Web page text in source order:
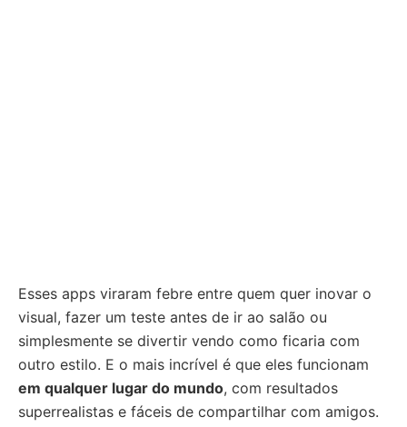
Esses apps viraram febre entre quem quer inovar o
visual, fazer um teste antes de ir ao salão ou
simplesmente se divertir vendo como ficaria com
outro estilo. E o mais incrível é que eles funcionam
em qualquer lugar do mundo, com resultados
superrealistas e fáceis de compartilhar com amigos.